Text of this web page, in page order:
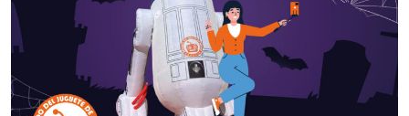
CONTACTO